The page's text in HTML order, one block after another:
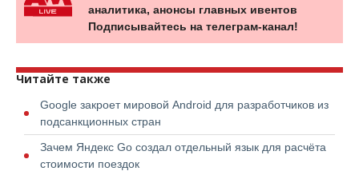
аналитика, анонсы главных ивентов
Подписывайтесь на телеграм-канал!
Читайте также
Google закроет мировой Android для разработчиков из
подсанкционных стран
Зачем Яндекс Go создал отдельный язык для расчёта
стоимости поездок